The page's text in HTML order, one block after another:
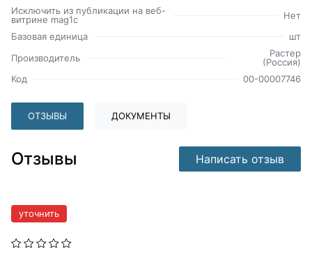
Исключить из публикации на веб-
витрине mag1c
Нет
Базовая единица
шт
Производитель
Растер
(Россия)
Код
00-00007746
ОТЗЫВЫ ДОКУМЕНТЫ
Отзывы Написать отзыв
уточнить